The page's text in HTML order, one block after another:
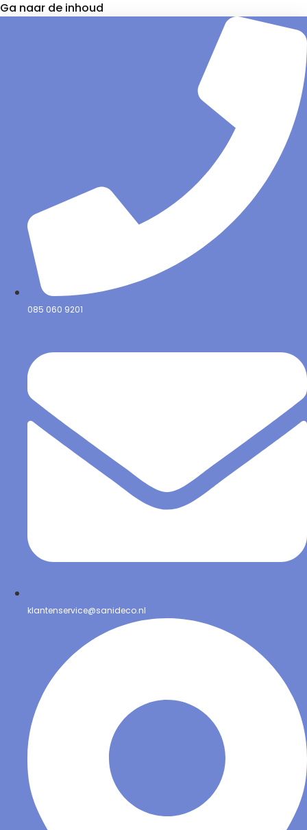
Ga naar de inhoud
085 060 9201
klantenservice@sanideco.nl